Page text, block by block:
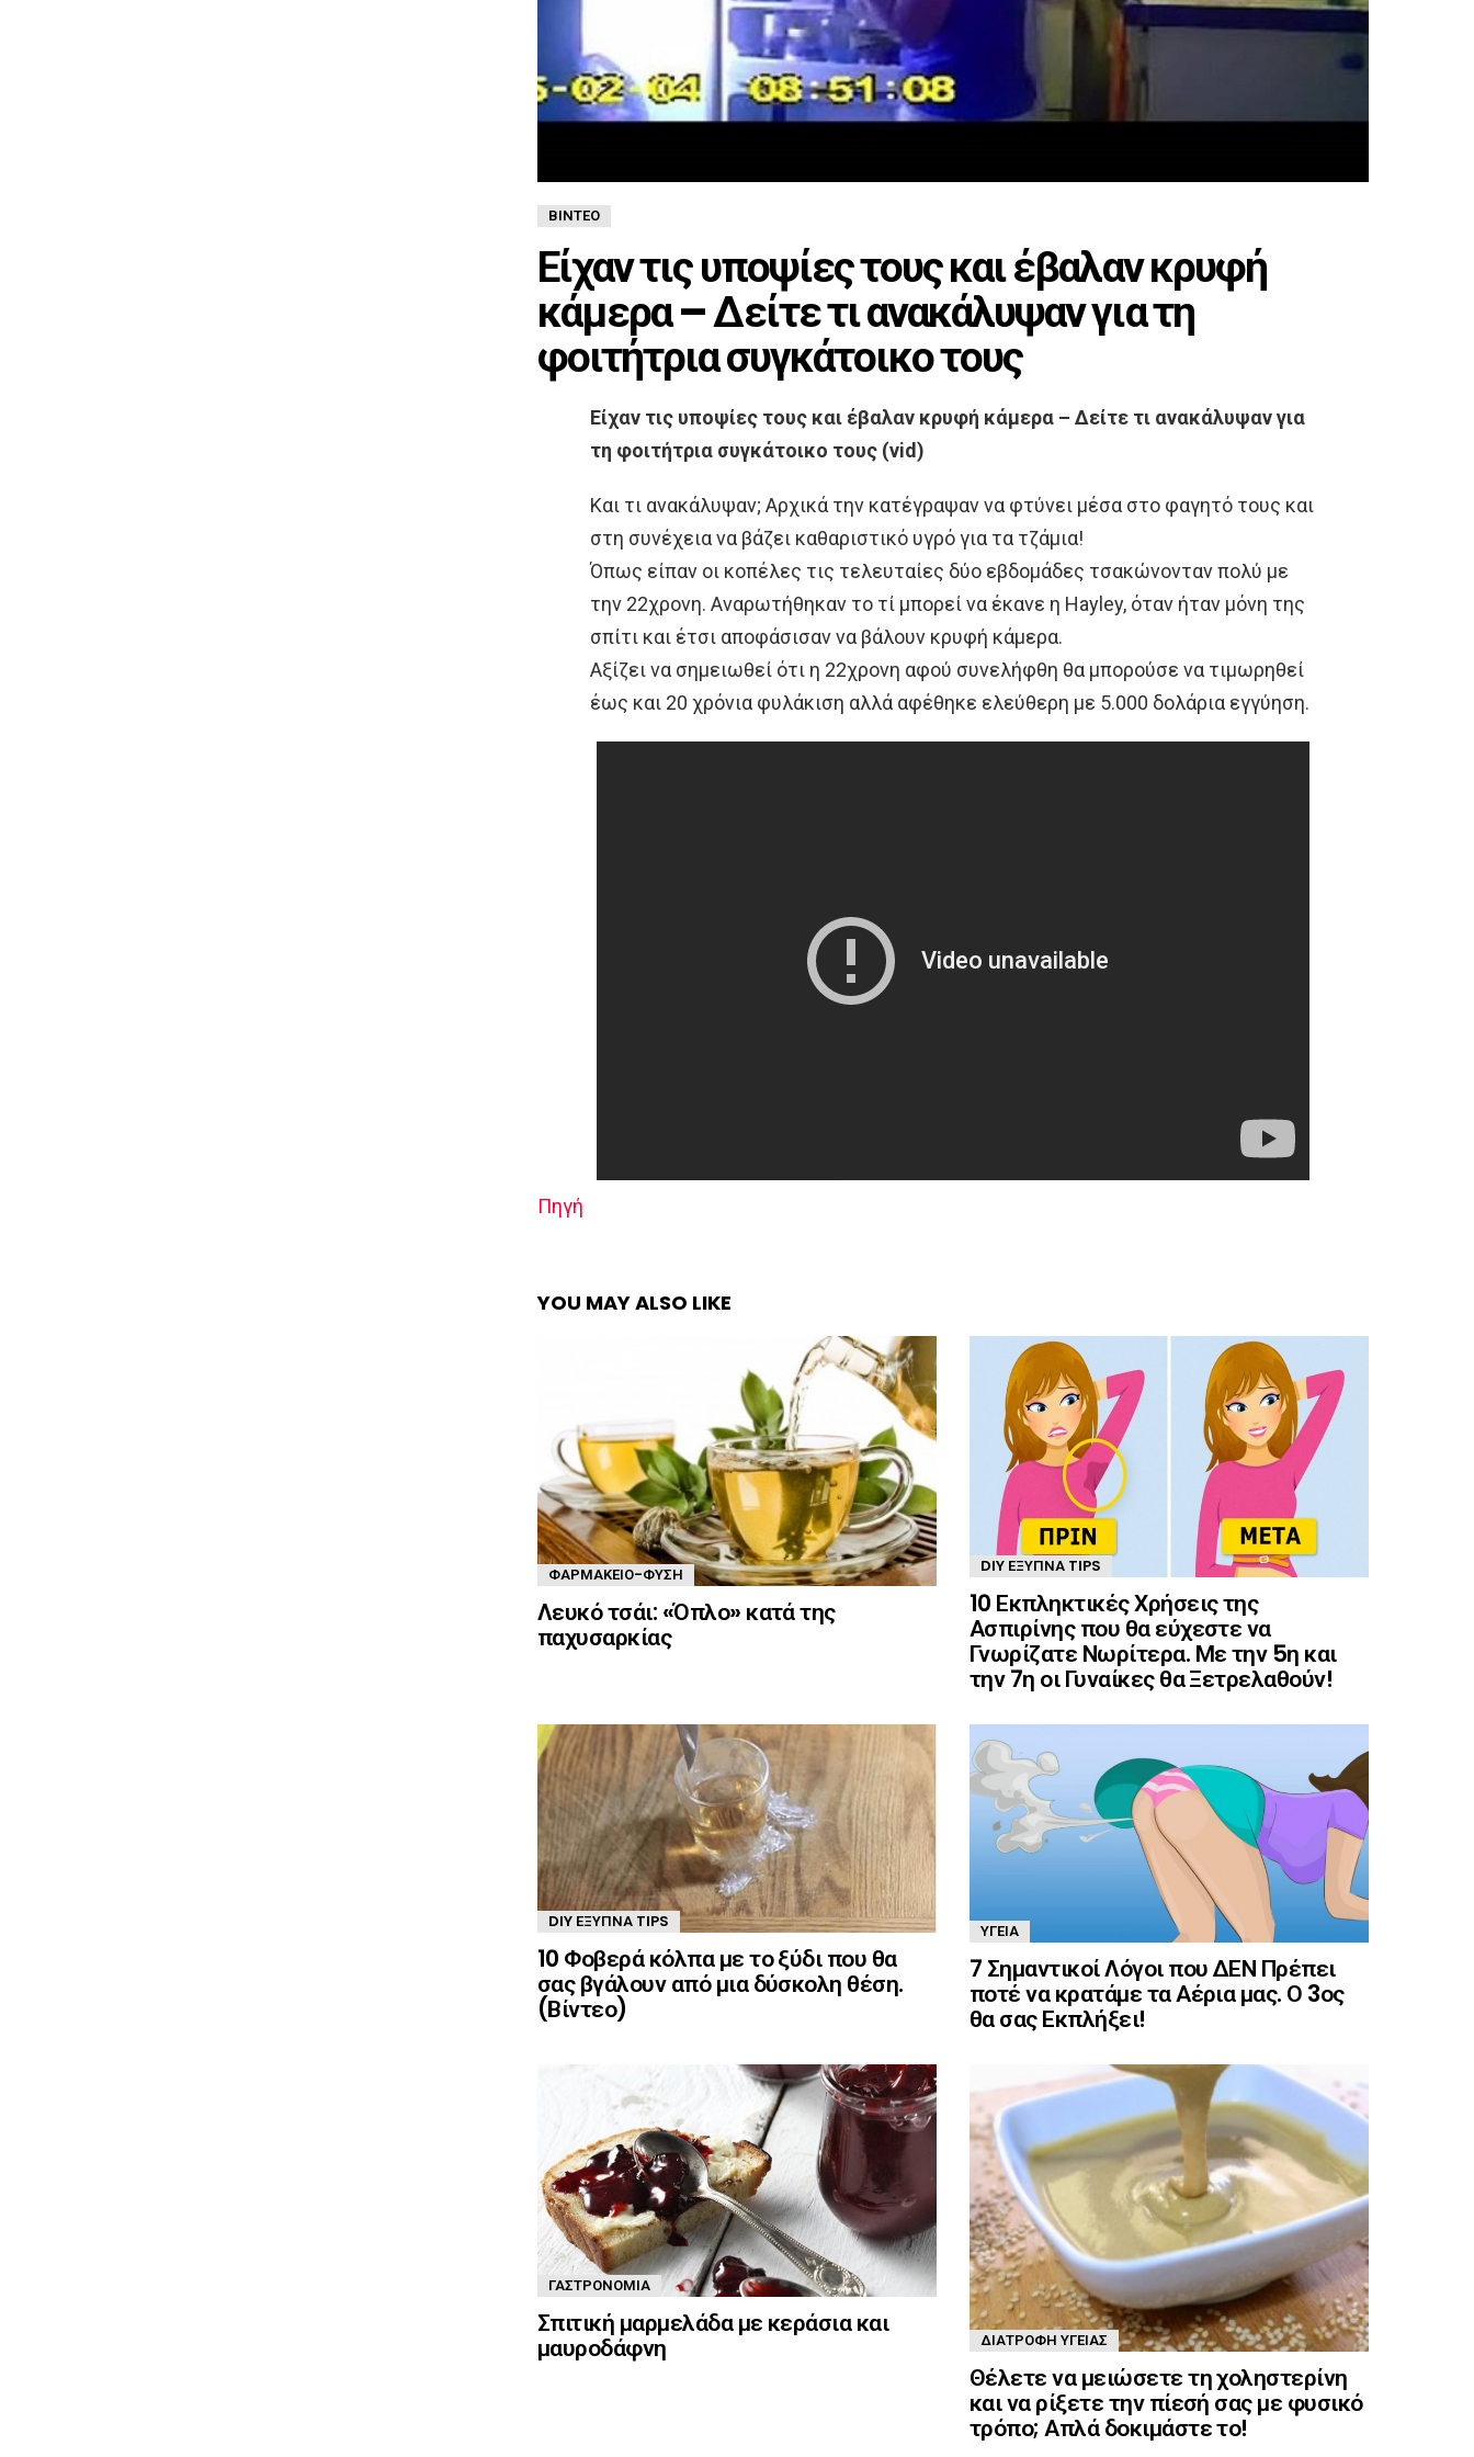
ΒΊΝΤΕΟ
Είχαν τις υποψίες τους και έβαλαν κρυφή
κάμερα – Δείτε τι ανακάλυψαν για τη
φοιτήτρια συγκάτοικο τους
Είχαν τις υποψίες τους και έβαλαν κρυφή κάμερα – Δείτε τι ανακάλυψαν για
τη φοιτήτρια συγκάτοικο τους (vid)
Και τι ανακάλυψαν; Αρχικά την κατέγραψαν να φτύνει μέσα στο φαγητό τους και
στη συνέχεια να βάζει καθαριστικό υγρό για τα τζάμια!
Όπως είπαν οι κοπέλες τις τελευταίες δύο εβδομάδες τσακώνονταν πολύ με
την 22χρονη. Αναρωτήθηκαν το τί μπορεί να έκανε η Hayley, όταν ήταν μόνη της
σπίτι και έτσι αποφάσισαν να βάλουν κρυφή κάμερα.
Αξίζει να σημειωθεί ότι η 22χρονη αφού συνελήφθη θα μπορούσε να τιμωρηθεί
έως και 20 χρόνια φυλάκιση αλλά αφέθηκε ελεύθερη με 5.000 δολάρια εγγύηση.
Πηγή
YOU MAY ALSO LIKE
ΦΑΡΜΑΚΕΊΟ-ΦΎΣΗ
Λευκό τσάι: «Όπλο» κατά της
παχυσαρκίας
DIY ΈΞΥΠΝΑ TIPS
10 Εκπληκτικές Χρήσεις της
Ασπιρίνης που θα εύχεστε να
Γνωρίζατε Νωρίτερα. Με την 5η και
την 7η οι Γυναίκες θα Ξετρελαθούν!
DIY ΈΞΥΠΝΑ TIPS
10 Φοβερά κόλπα με το ξύδι που θα
σας βγάλουν από μια δύσκολη θέση.
(Βίντεο)
ΥΓΕΊΑ
7 Σημαντικοί Λόγοι που ΔΕΝ Πρέπει
ποτέ να κρατάμε τα Αέρια μας. Ο 3ος
θα σας Εκπλήξει!
ΓΑΣΤΡΟΝΟΜΊΑ
Σπιτική μαρμελάδα με κεράσια και
μαυροδάφνη ΔΙΑΤΡΟΦΉ ΥΓΕΊΑΣ
Θέλετε να μειώσετε τη χοληστερίνη
και να ρίξετε την πίεσή σας με φυσικό
τρόπο; Απλά δοκιμάστε το!